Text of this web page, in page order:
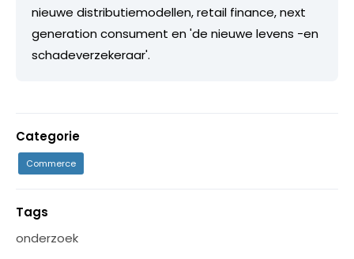
nieuwe distributiemodellen, retail finance, next
generation consument en 'de nieuwe levens -en
schadeverzekeraar'.
Categorie
Commerce
Tags
onderzoek